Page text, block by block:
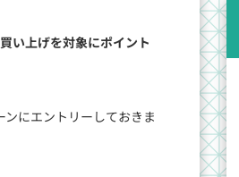
い上げを対象にポイント
にエントリーしておきま